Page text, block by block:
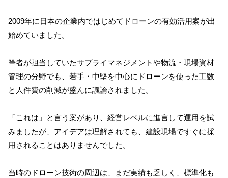
2009年に日本の企業内ではじめてドローンの有効活用案が出
始めていました。
筆者が担当していたサプライマネジメントや物流・現場資材
管理の分野でも、若手・中堅を中心にドローンを使った工数
と人件費の削減が盛んに議論されました。
「これは」と言う案があり、経営レベルに進言して運用を試
みましたが、アイデアは理解されても、建設現場ですぐに採
用されることはありませんでした。
当時のドローン技術の周辺は、まだ実績も乏しく、標準化も